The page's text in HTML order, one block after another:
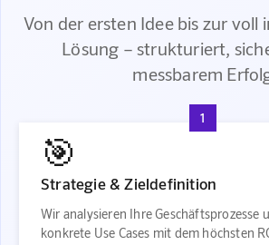
Von der ersten Idee bis zur
Lösung – strukturiert,
messbarem
1
🎯
Strategie & Zieldefinition
Wir analysieren Ihre Geschäftsprozesse
konkrete Use Cases mit dem höchsten